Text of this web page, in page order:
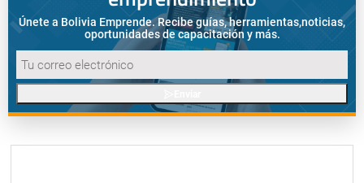
Únete a Bolivia Emprende. Recibe guías, herramientas,noticias,
oportunidades de capacitación y más.